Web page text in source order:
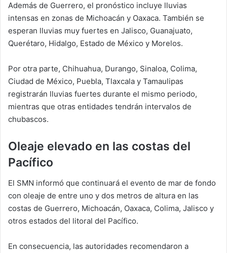
Además de Guerrero, el pronóstico incluye lluvias
intensas en zonas de Michoacán y Oaxaca. También se
esperan lluvias muy fuertes en Jalisco, Guanajuato,
Querétaro, Hidalgo, Estado de México y Morelos.
Por otra parte, Chihuahua, Durango, Sinaloa, Colima,
Ciudad de México, Puebla, Tlaxcala y Tamaulipas
registrarán lluvias fuertes durante el mismo periodo,
mientras que otras entidades tendrán intervalos de
chubascos.
Oleaje elevado en las costas del
Pacífico
El SMN informó que continuará el evento de mar de fondo
con oleaje de entre uno y dos metros de altura en las
costas de Guerrero, Michoacán, Oaxaca, Colima, Jalisco y
otros estados del litoral del Pacífico.
En consecuencia, las autoridades recomendaron a